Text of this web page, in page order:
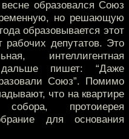
образовался Союз
но решающую
образовывается этот
депутатов. Это
интеллигентная
дальше пишет: “Даже
Союз”. Помимо
что на квартире
собора, протоиерея
для основания